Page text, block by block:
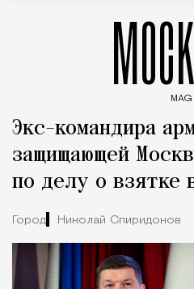
MAG
Экс-командира
защищающей
по делу о взятке
Город Николай Спиридонов